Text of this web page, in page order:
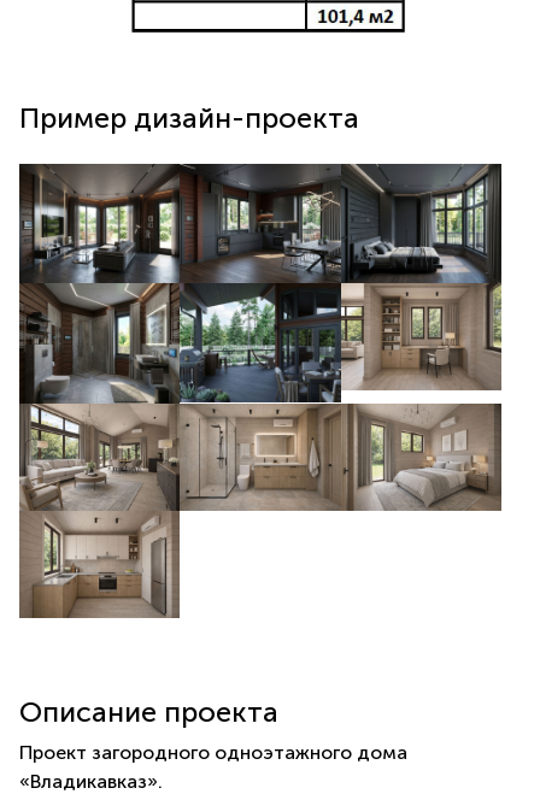
Пример дизайн-проекта
Описание проекта
Проект загородного одноэтажного дома
«Владикавказ».